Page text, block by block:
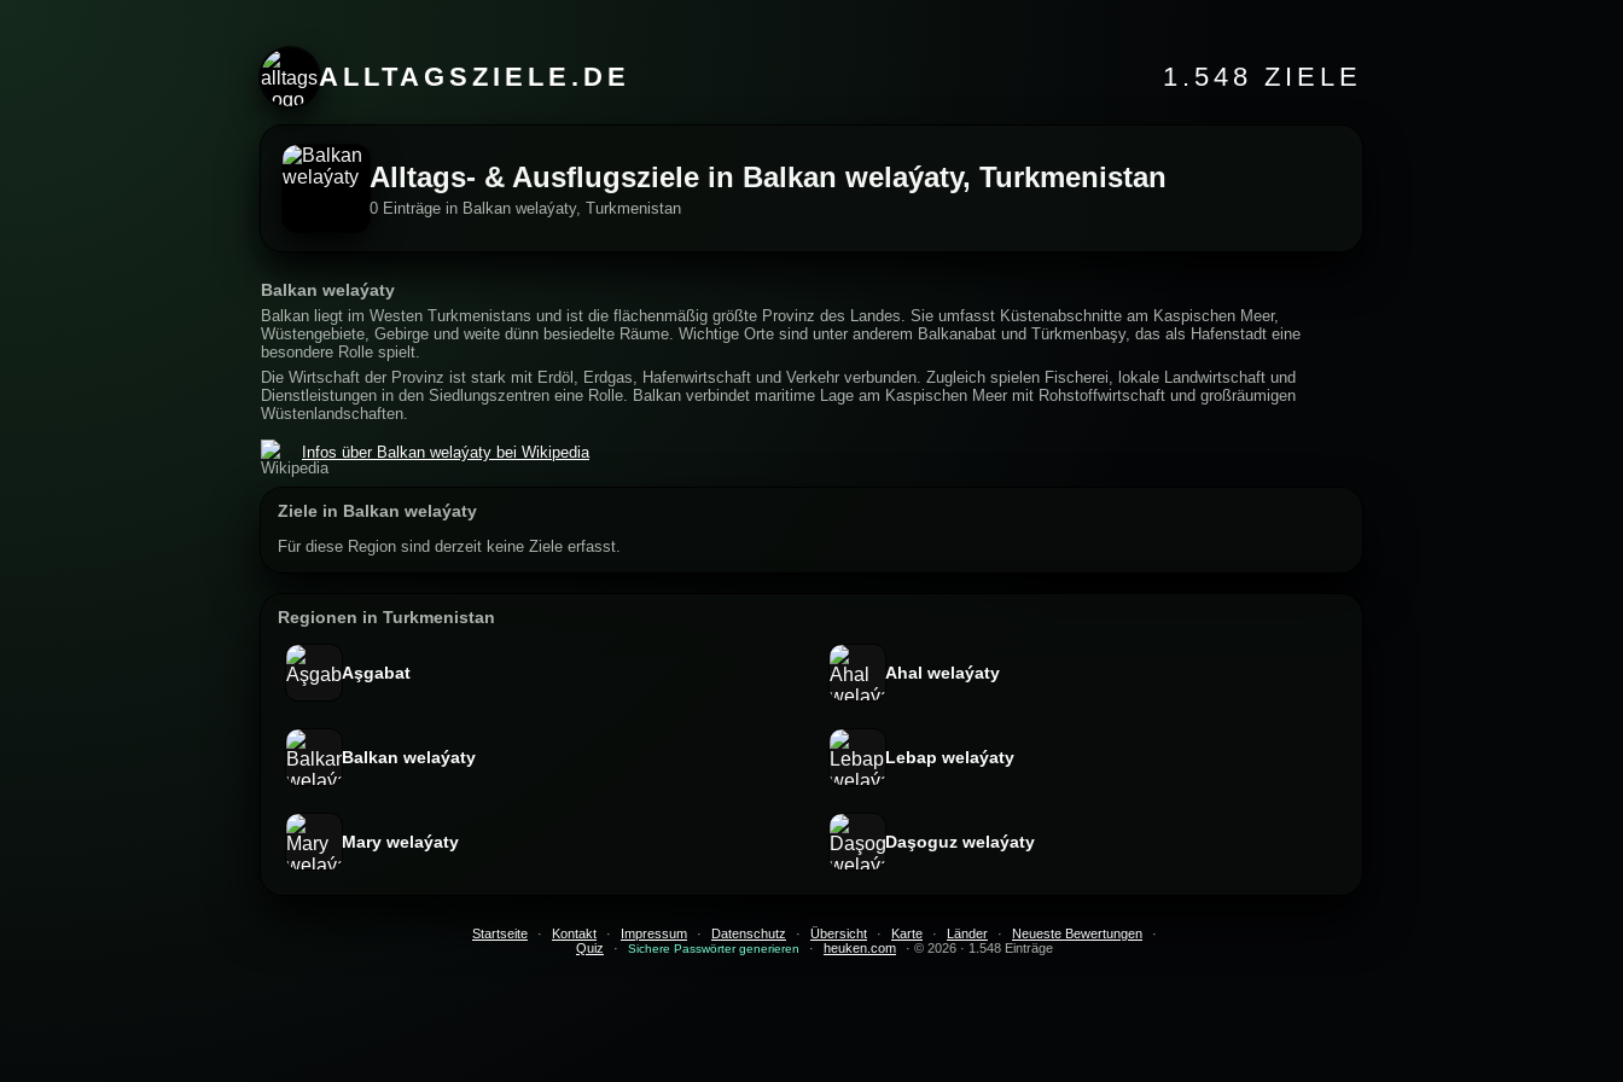
ALLTAGSZIELE.DE 1.548 ZIELE
Alltags- & Ausflugsziele in Balkan welaýaty, Turkmenistan
0 Einträge in Balkan welaýaty, Turkmenistan
Balkan welaýaty
Balkan liegt im Westen Turkmenistans und ist die flächenmäßig größte Provinz des Landes. Sie umfasst Küstenabschnitte am Kaspischen Meer,
Wüstengebiete, Gebirge und weite dünn besiedelte Räume. Wichtige Orte sind unter anderem Balkanabat und Türkmenbaşy, das als Hafenstadt eine
besondere Rolle spielt.
Die Wirtschaft der Provinz ist stark mit Erdöl, Erdgas, Hafenwirtschaft und Verkehr verbunden. Zugleich spielen Fischerei, lokale Landwirtschaft und
Dienstleistungen in den Siedlungszentren eine Rolle. Balkan verbindet maritime Lage am Kaspischen Meer mit Rohstoffwirtschaft und großräumigen
Wüstenlandschaften.
Infos über Balkan welaýaty bei Wikipedia
Ziele in Balkan welaýaty
Für diese Region sind derzeit keine Ziele erfasst.
Regionen in Turkmenistan
Aşgabat Ahal welaýaty
Balkan welaýaty Lebap welaýaty
Mary welaýaty Daşoguz welaýaty
Startseite · Kontakt · Impressum · Datenschutz · Übersicht · Karte · Länder · Neueste Bewertungen
·
Quiz
· Sichere Passwörter generieren · heuken.com · © 2026 · 1.548 Einträge